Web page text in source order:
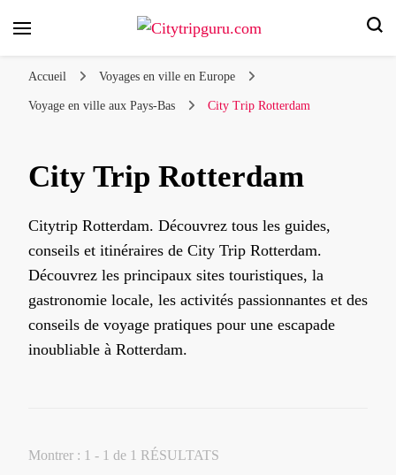
Accueil Voyages en ville en Europe
Voyage en ville aux Pays-Bas City Trip Rotterdam
City Trip Rotterdam
Citytrip Rotterdam. Découvrez tous les guides,
conseils et itinéraires de City Trip Rotterdam.
Découvrez les principaux sites touristiques, la
gastronomie locale, les activités passionnantes et des
conseils de voyage pratiques pour une escapade
inoubliable à Rotterdam.
Montrer : 1 - 1 de 1 RÉSULTATS